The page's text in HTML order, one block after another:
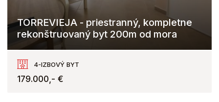
TORREVIEJA - priestranný, kompletne
rekonštruovaný byt 200m od mora
Torrevieja
4-IZBOVÝ BYT
179.000,- €